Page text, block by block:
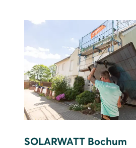
SOLARWATT Bochum